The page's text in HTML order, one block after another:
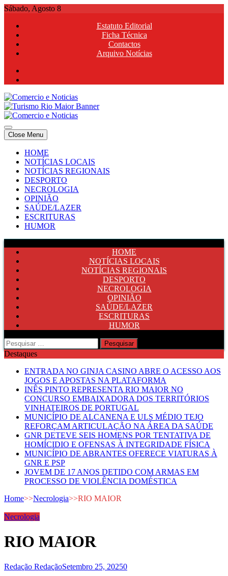
Skip
content
Sábado, Agosto 8
Estatuto Editorial
Ficha Técnica
Contactos
Arquivo Notícias
Comercio e Noticias
Notícias e Publicidade Online
Comercio e Noticias
Notícias e Publicidade Online
Close Menu
HOME
NOTÍCIAS LOCAIS
NOTÍCIAS REGIONAIS
DESPORTO
NECROLOGIA
OPINIÃO
SAÚDE/LAZER
ESCRITURAS
HUMOR
HOME
NOTÍCIAS LOCAIS
NOTÍCIAS REGIONAIS
DESPORTO
NECROLOGIA
OPINIÃO
SAÚDE/LAZER
ESCRITURAS
HUMOR
Pesquisar
por:
Destaques
ENTRADA NO GINJA CASINO ABRE O ACESSO AOS
JOGOS E APOSTAS NA PLATAFORMA
INÊS PINTO REPRESENTA RIO MAIOR NO
CONCURSO EMBAIXADORA DOS TERRITÓRIOS
VINHATEIROS DE PORTUGAL
MUNICÍPIO DE ALCANENA E ULS MÉDIO TEJO
REFORÇAM ARTICULAÇÃO NA ÁREA DA SAÚDE
GNR DETEVE SEIS HOMENS POR TENTATIVA DE
HOMÍCIDIO E OFENSAS À INTEGRIDADE FÍSICA
MUNICÍPIO DE ABRANTES OFERECE VIATURAS À
GNR E PSP
JOVEM DE 17 ANOS DETIDO COM ARMAS EM
PROCESSO DE VIOLÊNCIA DOMÉSTICA
Home>>Necrologia>>RIO MAIOR
Necrologia
RIO MAIOR
Redação RedaçãoSetembro 25, 20250